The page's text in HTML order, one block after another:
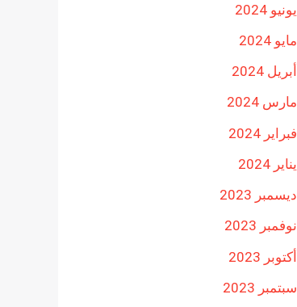
يونيو 2024
مايو 2024
أبريل 2024
مارس 2024
فبراير 2024
يناير 2024
ديسمبر 2023
نوفمبر 2023
أكتوبر 2023
سبتمبر 2023